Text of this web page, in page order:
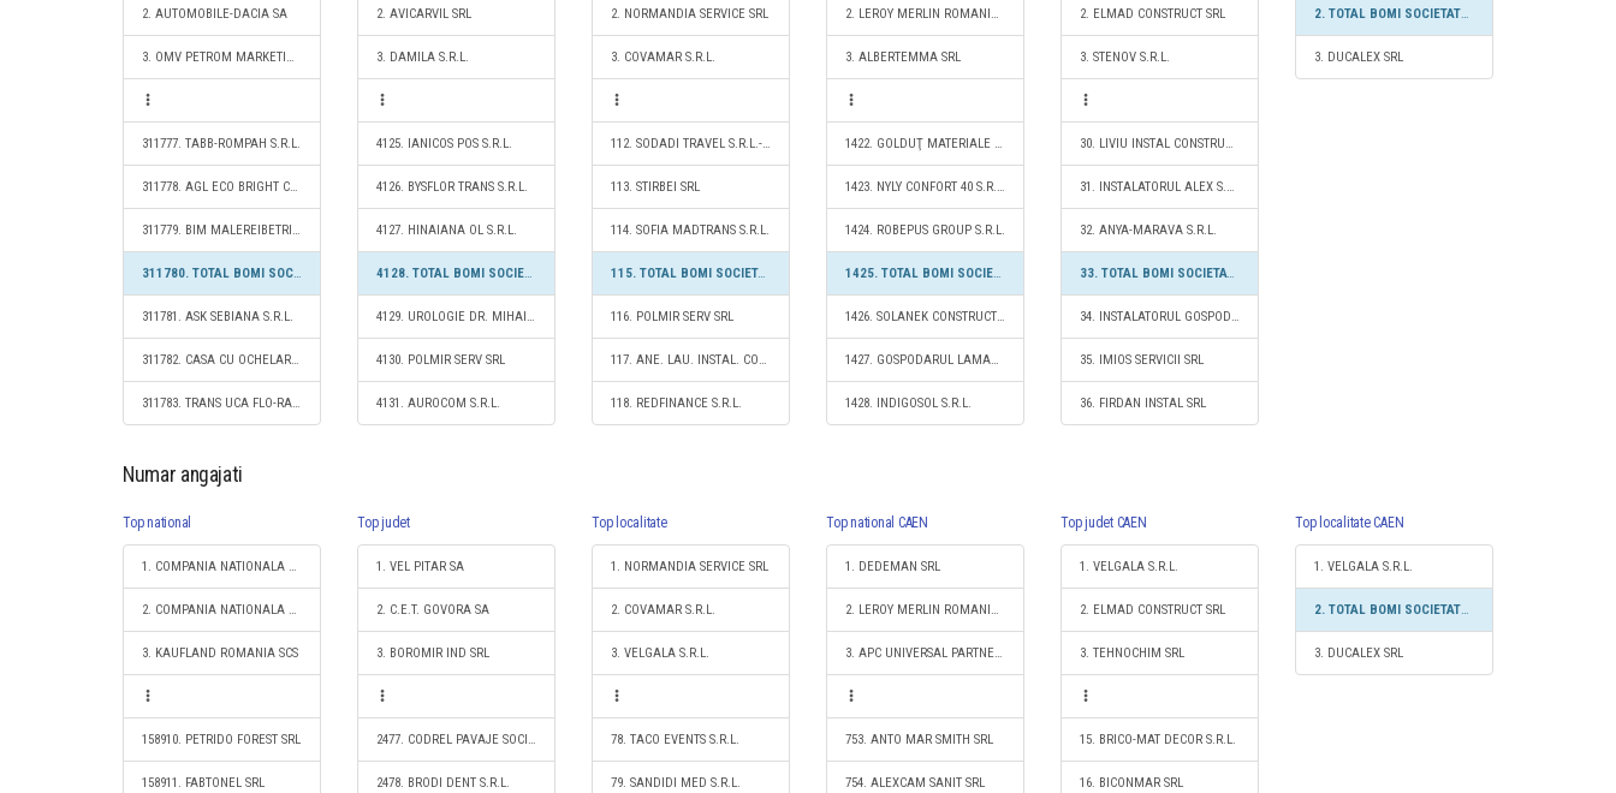
2. AUTOMOBILE-DACIA SA
3. OMV PETROM MARKETING SRL
311777. TABB-ROMPAH S.R.L.
311778. AGL ECO BRIGHT CLEAN S.R.L.
311779. BIM MALEREIBETRIEB S.R.L.
311780. TOTAL BOMI SOCIETATE CU RASPUNDERE LIMITATĂ
311781. ASK SEBIANA S.R.L.
311782. CASA CU OCHELARI SRL
311783. TRANS UCA FLO-RAL SRL
2. AVICARVIL SRL
3. DAMILA S.R.L.
4125. IANICOS POS S.R.L.
4126. BYSFLOR TRANS S.R.L.
4127. HINAIANA OL S.R.L.
4128. TOTAL BOMI SOCIETATE CU RASPUNDERE LIMITATĂ
4129. UROLOGIE DR. MIHAI S.R.L.
4130. POLMIR SERV SRL
4131. AUROCOM S.R.L.
2. NORMANDIA SERVICE SRL
3. COVAMAR S.R.L.
112. SODADI TRAVEL S.R.L.-D.
113. STIRBEI SRL
114. SOFIA MADTRANS S.R.L.
115. TOTAL BOMI SOCIETATE CU RASPUNDERE LIMITATĂ
116. POLMIR SERV SRL
117. ANE. LAU. INSTAL. CONSTRUCT S.R.L.
118. REDFINANCE S.R.L.
2. LEROY MERLIN ROMANIA SRL
3. ALBERTEMMA SRL
1422. GOLDUŢ MATERIALE DE CONSTRUCŢII S.R.L.
1423. NYLY CONFORT 40 S.R.L.
1424. ROBEPUS GROUP S.R.L.
1425. TOTAL BOMI SOCIETATE CU RASPUNDERE LIMITATĂ
1426. SOLANEK CONSTRUCT S.R.L.
1427. GOSPODARUL LAMAR S.R.L.
1428. INDIGOSOL S.R.L.
2. ELMAD CONSTRUCT SRL
3. STENOV S.R.L.
30. LIVIU INSTAL CONSTRUCT S.R.L.
31. INSTALATORUL ALEX S.R.L.
32. ANYA-MARAVA S.R.L.
33. TOTAL BOMI SOCIETATE CU RASPUNDERE LIMITATĂ
34. INSTALATORUL GOSPODAR S.R.L.
35. IMIOS SERVICII SRL
36. FIRDAN INSTAL SRL
2. TOTAL BOMI SOCIETATE CU RASPUNDERE LIMITATĂ
3. DUCALEX SRL
Numar angajati
Top national
1. COMPANIA NATIONALA DE CAI FERATE "CFR" SA
2. COMPANIA NATIONALA POSTA ROMANA S.A.
3. KAUFLAND ROMANIA SCS
158910. PETRIDO FOREST SRL
158911. FABTONEL SRL
Top judet
1. VEL PITAR SA
2. C.E.T. GOVORA SA
3. BOROMIR IND SRL
2477. CODREL PAVAJE SOCIETATE CU RASPUNDERE LIMITATĂ
2478. BRODI DENT S.R.L.
Top localitate
1. NORMANDIA SERVICE SRL
2. COVAMAR S.R.L.
3. VELGALA S.R.L.
78. TACO EVENTS S.R.L.
79. SANDIDI MED S.R.L.
Top national CAEN
1. DEDEMAN SRL
2. LEROY MERLIN ROMANIA SRL
3. APC UNIVERSAL PARTNER SRL
753. ANTO MAR SMITH SRL
754. ALEXCAM SANIT SRL
Top judet CAEN
1. VELGALA S.R.L.
2. ELMAD CONSTRUCT SRL
3. TEHNOCHIM SRL
15. BRICO-MAT DECOR S.R.L.
16. BICONMAR SRL
Top localitate CAEN
1. VELGALA S.R.L.
2. TOTAL BOMI SOCIETATE CU RASPUNDERE LIMITATĂ
3. DUCALEX SRL